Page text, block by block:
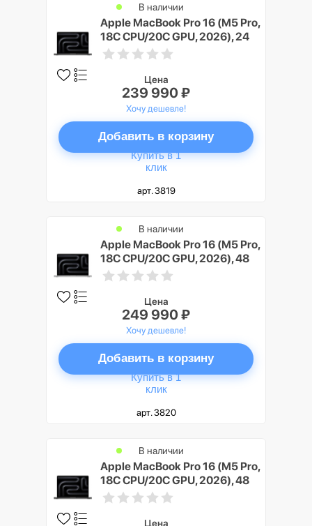
Apple MacBook Pro 16 (M5 Pro,
18C CPU/20C GPU, 2026), 24
ГБ, 4 ТБ SSD, Черный космос
В наличии
Цена
239 990 ₽
Хочу дешевле!
Добавить в корзину
Купить в 1
клик
арт. 3819
Apple MacBook Pro 16 (M5 Pro,
18C CPU/20C GPU, 2026), 48
ГБ, 1 ТБ SSD, Серебристый
В наличии
Цена
249 990 ₽
Хочу дешевле!
Добавить в корзину
Купить в 1
клик
арт. 3820
Apple MacBook Pro 16 (M5 Pro,
18C CPU/20C GPU, 2026), 48
ГБ, 1 ТБ SSD, Черный космос
В наличии
Цена